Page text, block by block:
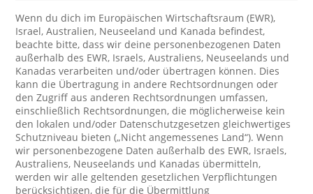
Wenn du dich im Europäischen Wirtschaftsraum (EWR),
Israel, Australien, Neuseeland und Kanada befindest,
beachte bitte, dass wir deine personenbezogenen Daten
außerhalb des EWR, Israels, Australiens, Neuseelands und
Kanadas verarbeiten und/oder übertragen können. Dies
kann die Übertragung in andere Rechtsordnungen oder
den Zugriff aus anderen Rechtsordnungen umfassen,
einschließlich Rechtsordnungen, die möglicherweise kein
den lokalen und/oder Datenschutzgesetzen gleichwertiges
Schutzniveau bieten („Nicht angemessenes Land“). Wenn
wir personenbezogene Daten außerhalb des EWR, Israels,
Australiens, Neuseelands und Kanadas übermitteln,
werden wir alle geltenden gesetzlichen Verpflichtungen
berücksichtigen, die für die Übermittlung